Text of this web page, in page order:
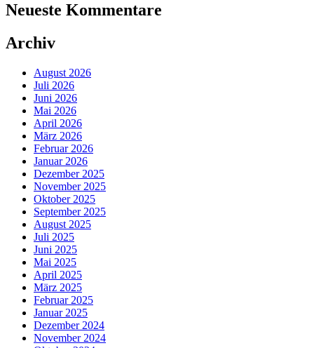
Neueste Kommentare
Archiv
August 2026
Juli 2026
Juni 2026
Mai 2026
April 2026
März 2026
Februar 2026
Januar 2026
Dezember 2025
November 2025
Oktober 2025
September 2025
August 2025
Juli 2025
Juni 2025
Mai 2025
April 2025
März 2025
Februar 2025
Januar 2025
Dezember 2024
November 2024